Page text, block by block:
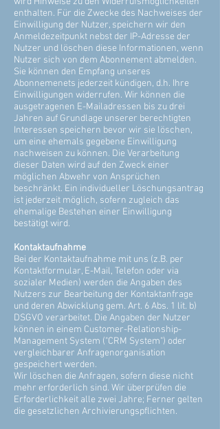
enthalten. Für die Zwecke des Nachweises der
Einwilligung der Nutzer, speichern wir den
Anmeldezeitpunkt nebst der IP-Adresse der
Nutzer und löschen diese Informationen, wenn
Nutzer sich von dem Abonnement abmelden.
Sie können den Empfang unseres
Abonnemenets jederzeit kündigen, d.h. Ihre
Einwilligungen widerrufen. Wir können die
ausgetragenen E-Mailadressen bis zu drei
Jahren auf Grundlage unserer berechtigten
Interessen speichern bevor wir sie löschen,
um eine ehemals gegebene Einwilligung
nachweisen zu können. Die Verarbeitung
dieser Daten wird auf den Zweck einer
möglichen Abwehr von Ansprüchen
beschränkt. Ein individueller Löschungsantrag
ist jederzeit möglich, sofern zugleich das
ehemalige Bestehen einer Einwilligung
bestätigt wird.
Kontaktaufnahme
Bei der Kontaktaufnahme mit uns (z.B. per
Kontaktformular, E-Mail, Telefon oder via
sozialer Medien) werden die Angaben des
Nutzers zur Bearbeitung der Kontaktanfrage
und deren Abwicklung gem. Art. 6 Abs. 1 lit. b)
DSGVO verarbeitet. Die Angaben der Nutzer
können in einem Customer-Relationship-
Management System ("CRM System") oder
vergleichbarer Anfragenorganisation
gespeichert werden.
Wir löschen die Anfragen, sofern diese nicht
mehr erforderlich sind. Wir überprüfen die
Erforderlichkeit alle zwei Jahre; Ferner gelten
die gesetzlichen Archivierungspflichten.